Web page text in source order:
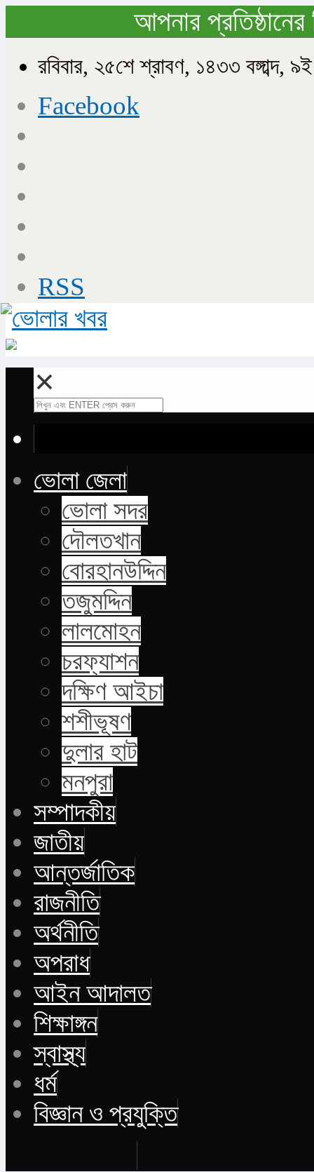
আপনার
রবিবার, ২৫শে শ্রাবণ, ১৪৩৩
Facebook
RSS
✕
ভোলা জেলা
ভোলা সদর
দৌলতখান
বোরহানউদ্দিন
তজুমদ্দিন
লালমোহন
চরফ্যাশন
দক্ষিণ আইচা
শশীভূষণ
দুলার হাট
মনপুরা
সম্পাদকীয়
জাতীয়
আন্তর্জাতিক
রাজনীতি
অর্থনীতি
অপরাধ
আইন আদালত
শিক্ষাঙ্গন
স্বাস্থ্য
ধর্ম
বিজ্ঞান ও প্রযুক্তি